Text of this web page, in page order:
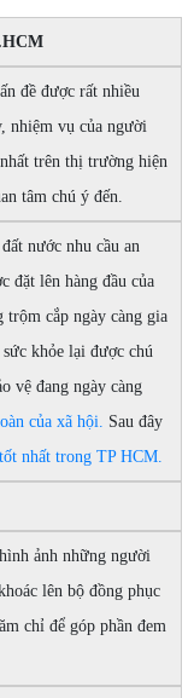
đề được rất nhiều
nhiệm vụ của người
nhất trên thị trường hiện
tâm chú ý đến.
nước nhu cầu an
đặt lên hàng đầu của
cắp ngày càng gia
khỏe lại được chú
vệ đang ngày càng
của xã hội. Sau đây
nhất trong TP HCM.
ảnh những người
lên bộ đồng phục
chỉ để góp phần đem